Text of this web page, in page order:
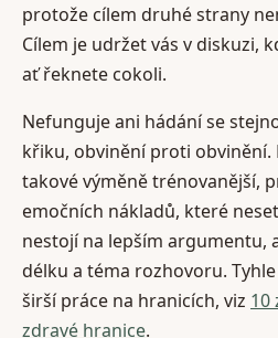
protože cílem druhé strany
Cílem je udržet vás v diskuzi,
ať řeknete cokoli.
Nefunguje ani hádání se
křiku, obvinění proti obvinění.
takové výměně trénovanější,
emočních nákladů, které
nestojí na lepším argumentu,
délku a téma rozhovoru.
širší práce na hranicích, viz 10
zdravé hranice.